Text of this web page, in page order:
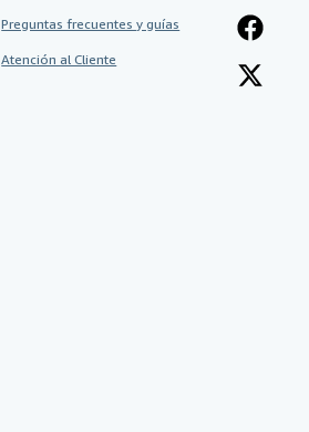
Preguntas frecuentes y guías
Atención al Cliente